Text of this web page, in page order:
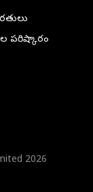
పరిష్కారం
2026